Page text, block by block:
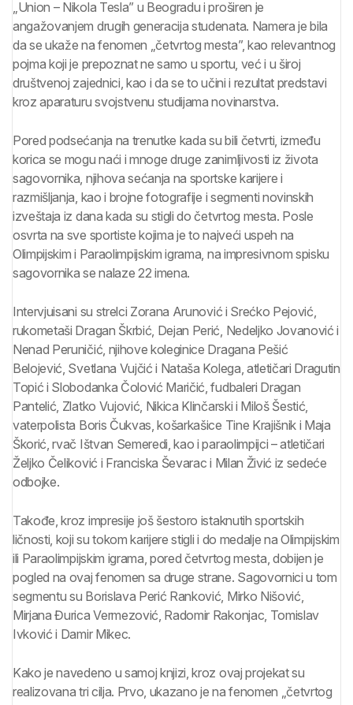
„Union – Nikola Tesla” u Beogradu i proširen je
angažovanjem drugih generacija studenata. Namera je bila
da se ukaže na fenomen „četvrtog mesta”, kao relevantnog
pojma koji je prepoznat ne samo u sportu, već i u široj
društvenoj zajednici, kao i da se to učini i rezultat predstavi
kroz aparaturu svojstvenu studijama novinarstva.
Pored podsećanja na trenutke kada su bili četvrti, između
korica se mogu naći i mnoge druge zanimljivosti iz života
sagovornika, njihova sećanja na sportske karijere i
razmišljanja, kao i brojne fotografije i segmenti novinskih
izveštaja iz dana kada su stigli do četvrtog mesta. Posle
osvrta na sve sportiste kojima je to najveći uspeh na
Olimpijskim i Paraolimpijskim igrama, na impresivnom spisku
sagovornika se nalaze 22 imena.
Intervjuisani su strelci Zorana Arunović i Srećko Pejović,
rukometaši Dragan Škrbić, Dejan Perić, Nedeljko Jovanović i
Nenad Peruničić, njihove koleginice Dragana Pešić
Belojević, Svetlana Vujčić i Nataša Kolega, atletičari Dragutin
Topić i Slobodanka Čolović Maričić, fudbaleri Dragan
Pantelić, Zlatko Vujović, Nikica Klinčarski i Miloš Šestić,
vaterpolista Boris Čukvas, košarkašice Tine Krajišnik i Maja
Škorić, rvač Ištvan Semeredi, kao i paraolimpijci – atletičari
Željko Čeliković i Franciska Ševarac i Milan Živić iz sedeće
odbojke.
Takođe, kroz impresije još šestoro istaknutih sportskih
ličnosti, koji su tokom karijere stigli i do medalje na Olimpijskim
ili Paraolimpijskim igrama, pored četvrtog mesta, dobijen je
pogled na ovaj fenomen sa druge strane. Sagovornici u tom
segmentu su Borislava Perić Ranković, Mirko Nišović,
Mirjana Đurica Vermezović, Radomir Rakonjac, Tomislav
Ivković i Damir Mikec.
Kako je navedeno u samoj knjizi, kroz ovaj projekat su
realizovana tri cilja. Prvo, ukazano je na fenomen „četvrtog